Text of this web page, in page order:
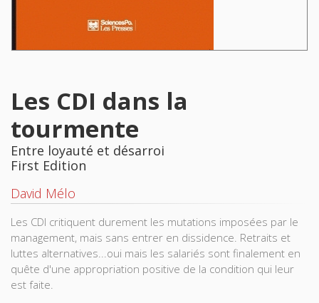
Les CDI dans la
tourmente
Entre loyauté et désarroi
First Edition
David Mélo
Les CDI critiquent durement les mutations imposées par le
management, mais sans entrer en dissidence. Retraits et
luttes alternatives...oui mais les salariés sont finalement en
quête d'une appropriation positive de la condition qui leur
est faite.